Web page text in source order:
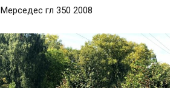
Мерседес гл 350 2008